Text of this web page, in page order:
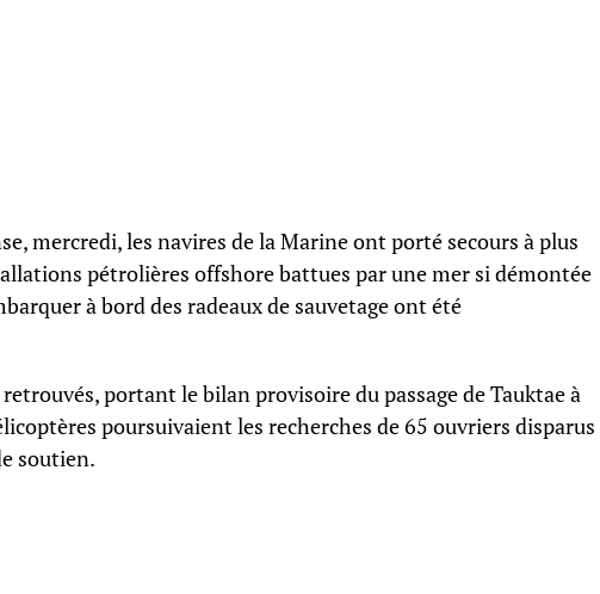
mercredi, les navires de la Marine ont porté secours à plus
pétrolières offshore battues par une mer si démontée
à bord des radeaux de sauvetage ont été
portant le bilan provisoire du passage de Tauktae à
poursuivaient les recherches de 65 ouvriers disparus
soutien.